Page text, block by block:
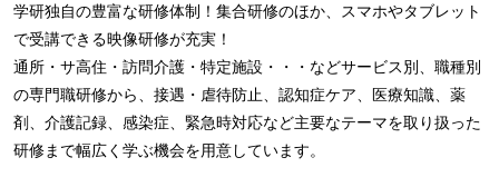
学研独自の豊富な研修体制！集合研修のほか、スマホやタブレット
で受講できる映像研修が充実！
通所・サ高住・訪問介護・特定施設・・・などサービス別、職種別
の専門職研修から、接遇・虐待防止、認知症ケア、医療知識、薬
剤、介護記録、感染症、緊急時対応など主要なテーマを取り扱った
研修まで幅広く学ぶ機会を用意しています。